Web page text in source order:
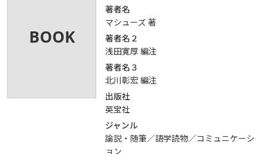
著者名
マシューズ 著
著者名２
浅田寛厚 編注
著者名３
北川彰宏 編注
出版社
英宝社
ジャンル
論説・随筆／語学読物／コミュニケーシ
ョン